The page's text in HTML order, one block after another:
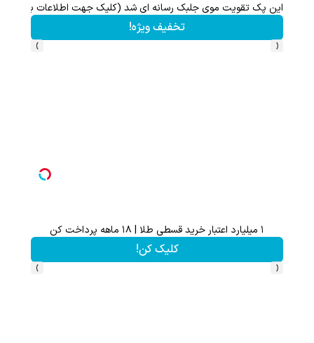
این پک تقویت موی جلبک رسانه ای شد (کلیک جهت اطلاعات بیشتر)
تخفیف ویژه!
۱ میلیارد اعتبار خرید قسطی طلا | ۱۸ ماهه پرداخت کن
‹
›
کلیک کن!
‹
›